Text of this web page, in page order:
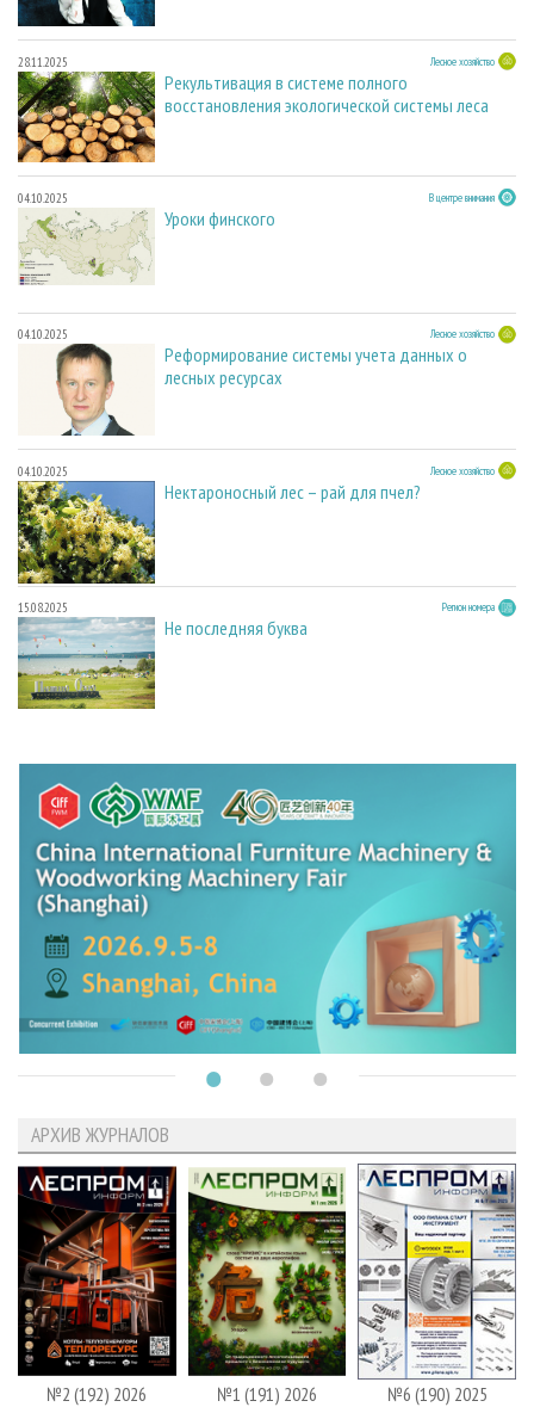
28.11.2025 Лесное хозяйство
Рекультивация в системе полного
восстановления экологической системы леса
04.10.2025 В центре внимания
Уроки финского
04.10.2025 Лесное хозяйство
Реформирование системы учета данных о
лесных ресурсах
04.10.2025 Лесное хозяйство
Нектароносный лес – рай для пчел?
15.08.2025 Регион номера
Не последняя буква
АРХИВ ЖУРНАЛОВ
№2 (192) 2026 №1 (191) 2026 №6 (190) 2025